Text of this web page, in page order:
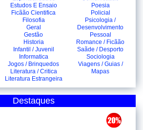
Estudos E Ensaio
Ficãão Cientifica
Filosofia
Geral
Gestão
Historia
Infantil / Juvenil
Informatica
Jogos / Brinquedos
Literatura / Critica
Literatura Estrangeira
Poesia
Policial
Psicologia /
Desenvolvimento
Pessoal
Romance / Ficãão
Saãde / Desporto
Sociologia
Viagens / Guias /
Mapas
Destaques